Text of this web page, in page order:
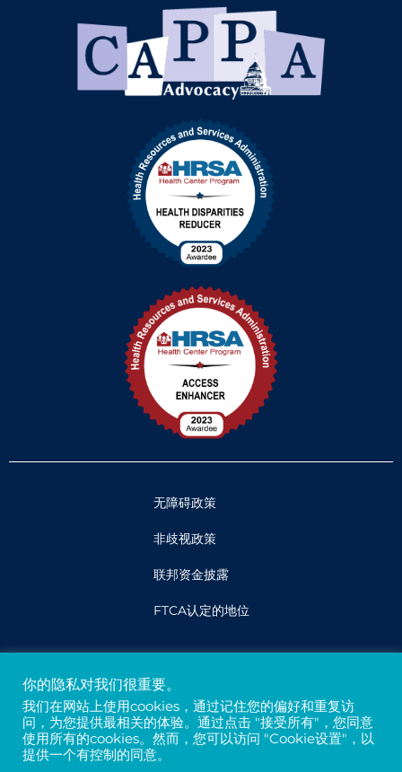
无障碍政策
非歧视政策
联邦资金披露
FTCA认定的地位
隐私权和保密性
贷方
你的隐私对我们很重要。
我们在网站上使用cookies，通过记住您的偏好和重复访
问，为您提供最相关的体验。通过点击 "接受所有"，您同意
使用所有的cookies。然而，您可以访问 "Cookie设置"，以
提供一个有控制的同意。